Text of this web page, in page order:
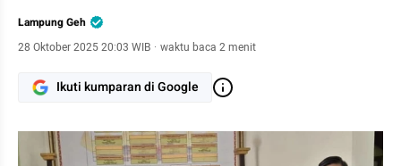
Lampung Geh
28 Oktober 2025 20:03 WIB · waktu baca 2 menit
Ikuti kumparan di Google